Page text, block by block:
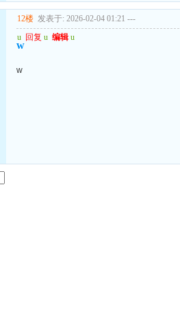
12楼 发表于: 2026-02-04 01:21 ---
u 回复 u 编辑 u
w
w